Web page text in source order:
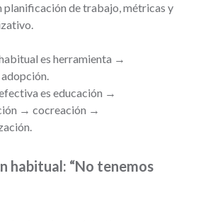
planificación de trabajo, métricas y
es herramienta →
es educación →
→ cocreación →
habitual: “No tenemos